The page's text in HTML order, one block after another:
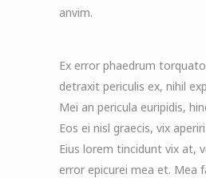
anvim.
Ex error phaedrum
detraxit periculis ex, nihil
Mei an pericula euripidis,
Eos ei nisl graecis, vix
Eius lorem tincidunt vix at,
error epicurei mea et. Mea